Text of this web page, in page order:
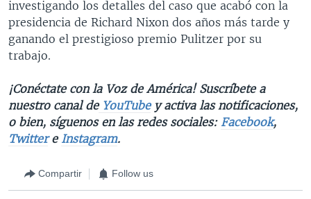
investigando los detalles del caso que acabó con la
presidencia de Richard Nixon dos años más tarde y
ganando el prestigioso premio Pulitzer por su
trabajo.
¡Conéctate con la Voz de América! Suscríbete a
nuestro canal deYouTubey activa las notificaciones,
o bien, síguenos en las redes sociales: Facebook,
Twittere Instagram.
Compartir Follow us